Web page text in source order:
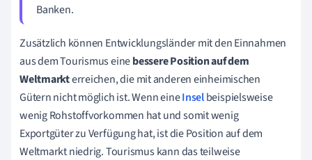
Banken.
Zusätzlich können Entwicklungsländer mit den Einnahmen
aus demTourismuseinebessere Position auf dem
Weltmarkterreichen, die mit anderen einheimischen
Gütern nicht möglich ist. Wenn eineInselbeispielsweise
wenig Rohstoffvorkommen hat und somit wenig
Exportgüter zu Verfügung hat, ist die Position auf dem
Weltmarkt niedrig. Tourismus kann das teilweise